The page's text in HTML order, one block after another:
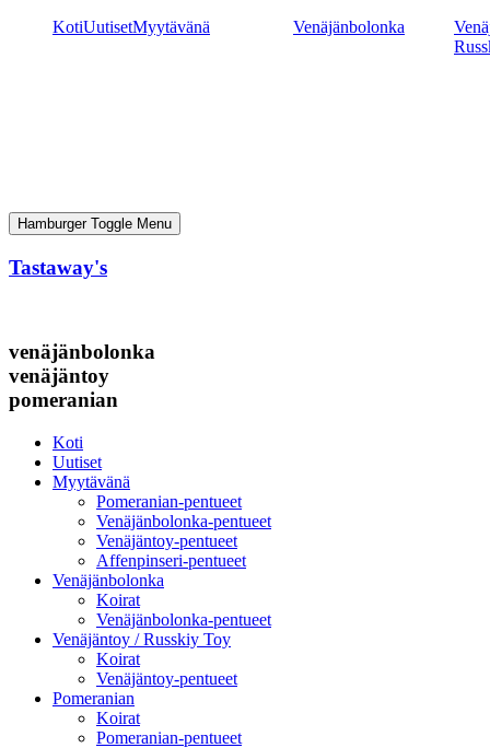
KotiUutisetMyytävänä Venäjänbolonka
Hamburger Toggle Menu
Tastaway's
venäjänbolonka
venäjäntoy
pomeranian
Koti
Uutiset
Myytävänä
Pomeranian-pentueet
Venäjänbolonka-pentueet
Venäjäntoy-pentueet
Affenpinseri-pentueet
Venäjänbolonka
Koirat
Venäjänbolonka-pentueet
Venäjäntoy / Russkiy Toy
Koirat
Venäjäntoy-pentueet
Pomeranian
Koirat
Pomeranian-pentueet